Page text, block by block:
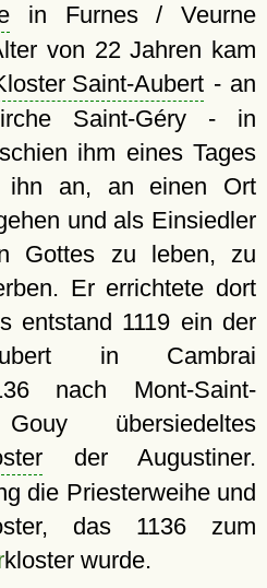
in Furnes / Veurne
von 22 Jahren kam
Saint-Aubert - an
Saint-Géry - in
ihm eines Tages
an, an einen Ort
und als Einsiedler
Gottes zu leben, zu
Er errichtete dort
entstand 1119 ein der
in Cambrai
nach Mont-Saint-
übersiedeltes
der Augustiner.
die Priesterweihe und
das 1136 zum
kloster wurde.